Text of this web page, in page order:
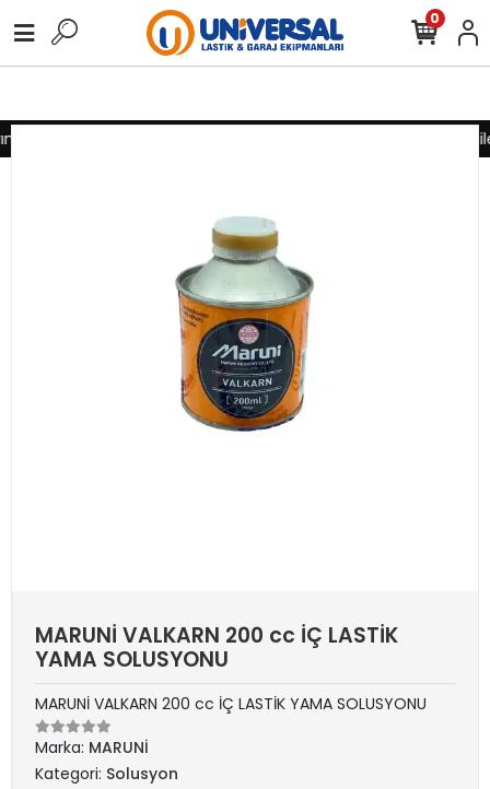
için lütfen iletişime geçiniz Toptan alımlarınız için lütfen
0
MARUNİ VALKARN 200 cc İÇ LASTİK
YAMA SOLUSYONU
MARUNİ VALKARN 200 cc İÇ LASTİK YAMA SOLUSYONU
Marka: MARUNİ
Kategori: Solusyon